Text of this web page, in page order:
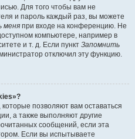
Для того чтобы вам не
и пароль каждый раз, вы можете
меня при входе на конференцию. Не
компьютере, например в
и т. д. Если пункт Запомнить
отключил эту функцию.
позволяют вам оставаться
а также выполняют другие
сообщений, если эта
Если вы испытываете